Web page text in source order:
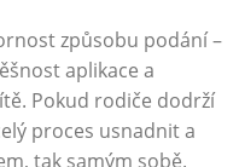
způsobu podání –
aplikace a
Pokud rodiče dodrží
proces usnadnit a
tak samým sobě.